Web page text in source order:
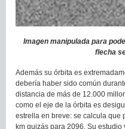
Imagen manipulada para
flecha
Además su órbita es
debería haber sido común
distancia de más de 12.000
como el eje de la órbita es
estrella en breve: se calcula que
km quizás para 2096. Su